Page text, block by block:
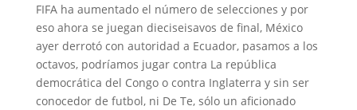
FIFA ha aumentado el número de selecciones y por
eso ahora se juegan dieciseisavos de final, México
ayer derrotó con autoridad a Ecuador, pasamos a los
octavos, podríamos jugar contra La república
democrática del Congo o contra Inglaterra y sin ser
conocedor de futbol, ni De Te, sólo un aficionado